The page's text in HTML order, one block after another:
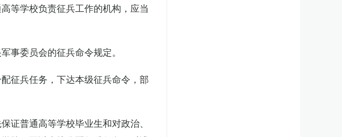
等学校负责征兵工作的机构，应当
事委员会的征兵命令规定。
征兵任务，下达本级征兵命令，部
证普通高等学校毕业生和对政治、